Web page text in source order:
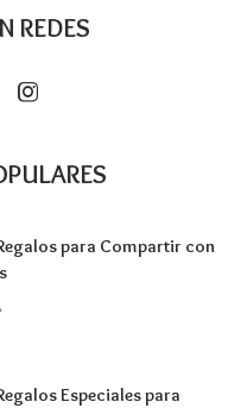
REDES
para Compartir con
Especiales para